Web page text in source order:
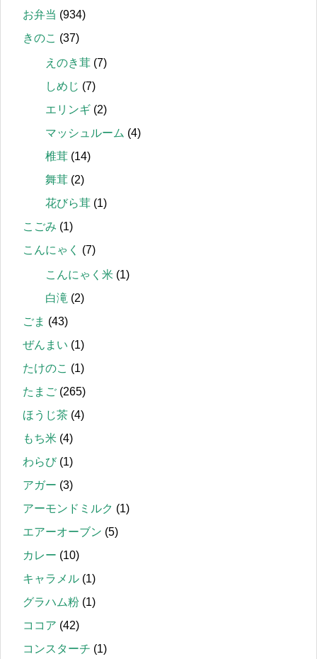
お弁当 (934)
きのこ (37)
えのき茸 (7)
しめじ (7)
エリンギ (2)
マッシュルーム (4)
椎茸 (14)
舞茸 (2)
花びら茸 (1)
こごみ (1)
こんにゃく
(7)
こんにゃく米 (1)
白滝 (2)
ごま (43)
ぜんまい (1)
たけのこ (1)
たまご (265)
ほうじ茶 (4)
もち米 (4)
わらび(1)
アガー (3)
アーモンドミルク (1)
エアーオーブン (5)
カレー (10)
キャラメル (1)
グラハム粉 (1)
ココア (42)
コンスターチ (1)